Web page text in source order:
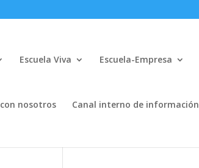
Escuela Viva Escuela-Empresa
nosotros Canal interno de información